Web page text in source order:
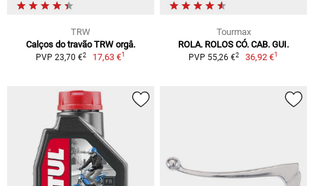
TRW
Calços do travão TRW orgâ.
PVP 23,70 €2 17,63 €1
Tourmax
ROLA. ROLOS CÓ. CAB. GUI.
PVP 55,26 €2 36,92 €1